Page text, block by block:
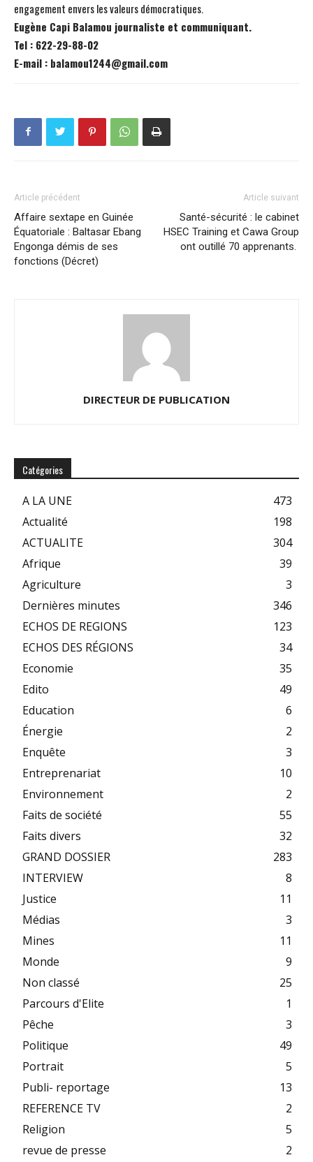
engagement envers les valeurs démocratiques.
Eugène Capi Balamou journaliste et communiquant.
Tel : 622-29-88-02
E-mail : balamou1244@gmail.com
Article précédent
Affaire sextape en Guinée
Équatoriale : Baltasar Ebang
Engonga démis de ses
fonctions (Décret)
Article suivant
Santé-sécurité : le cabinet
HSEC Training et Cawa Group
ont outillé 70 apprenants.
DIRECTEUR DE PUBLICATION
Catégories
A LA UNE
473
Actualité
198
ACTUALITE
304
Afrique
39
Agriculture
3
Dernières minutes
346
ECHOS DE REGIONS
123
ECHOS DES RÉGIONS
34
Economie
35
Edito
49
Education
6
Énergie
2
Enquête
3
Entreprenariat
10
Environnement
2
Faits de société
55
Faits divers
32
GRAND DOSSIER
283
INTERVIEW
8
Justice
11
Médias
3
Mines
11
Monde
9
Non classé
25
Parcours d'Elite
1
Pêche
3
Politique
49
Portrait
5
Publi- reportage
13
REFERENCE TV
2
Religion
5
revue de presse
2